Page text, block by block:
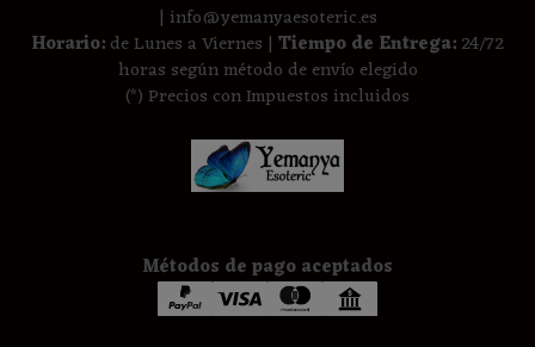
| info@yemanyaesoteric.es
Horario:de Lunes a Viernes | Tiempo de Entrega:24/72
horas según método de envío elegido
(*) Precios con Impuestos incluidos
Métodos de pago aceptados